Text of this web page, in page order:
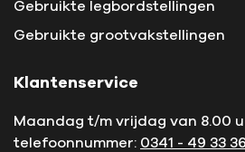
Gebruikte legbordstellingen
Gebruikte grootvakstellingen
Klantenservice
Maandag t/m vrijdag van 8.00
telefoonnummer: 0341 - 49 33 36